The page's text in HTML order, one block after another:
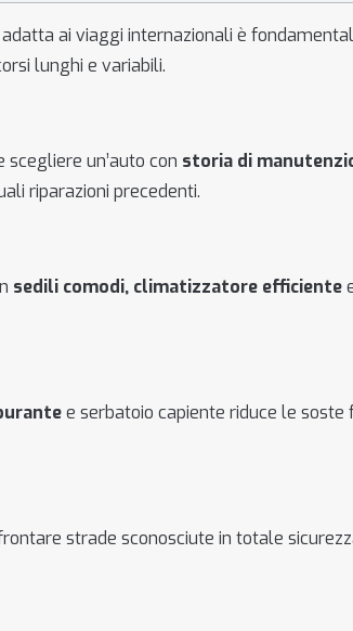
ai viaggi internazionali è
lunghi e variabili.
un’auto con storia di
riparazioni precedenti.
sedili comodi, climatizzatore efficiente
e serbatoio capiente riduce le soste
strade sconosciute in totale